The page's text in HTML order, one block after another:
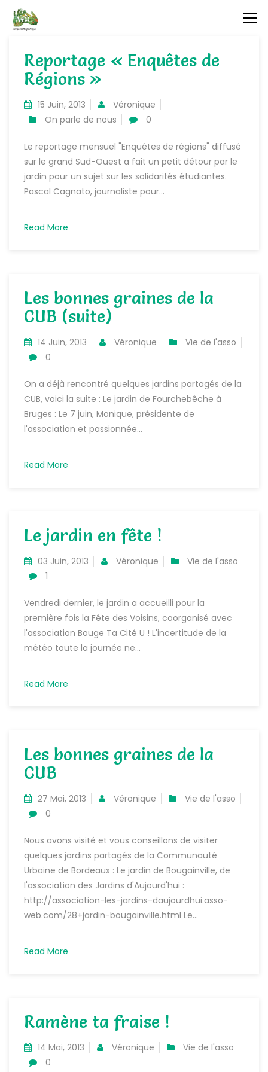
Reportage « Enquêtes de
Régions »
15 Juin, 2013
Véronique
On parle de nous
0
Le reportage mensuel "Enquêtes de régions" diffusé
sur le grand Sud-Ouest a fait un petit détour par le
jardin pour un sujet sur les solidarités étudiantes.
Pascal Cagnato, journaliste pour...
Read More
Les bonnes graines de la
CUB (suite)
14 Juin, 2013 Véronique
Vie de l'asso
0
On a déjà rencontré quelques jardins partagés de la
CUB, voici la suite : Le jardin de Fourchebêche à
Bruges : Le 7 juin, Monique, présidente de
l'association et passionnée...
Read More
Le jardin en fête !
03 Juin, 2013 Véronique
Vie de l'asso
1
Vendredi dernier, le jardin a accueilli pour la
première fois la Fête des Voisins, coorganisé avec
l'association Bouge Ta Cité U ! L'incertitude de la
météo toute la journée ne...
Read More
Les bonnes graines de la
CUB
27 Mai, 2013 Véronique
Vie de l'asso
0
Nous avons visité et vous conseillons de visiter
quelques jardins partagés de la Communauté
Urbaine de Bordeaux : Le jardin de Bougainville, de
l'association des Jardins d'Aujourd'hui :
http://association-les-jardins-daujourdhui.asso-
web.com/28+jardin-bougainville.html Le...
Read More
Ramène ta fraise !
14 Mai, 2013 Véronique
Vie de l'asso
0